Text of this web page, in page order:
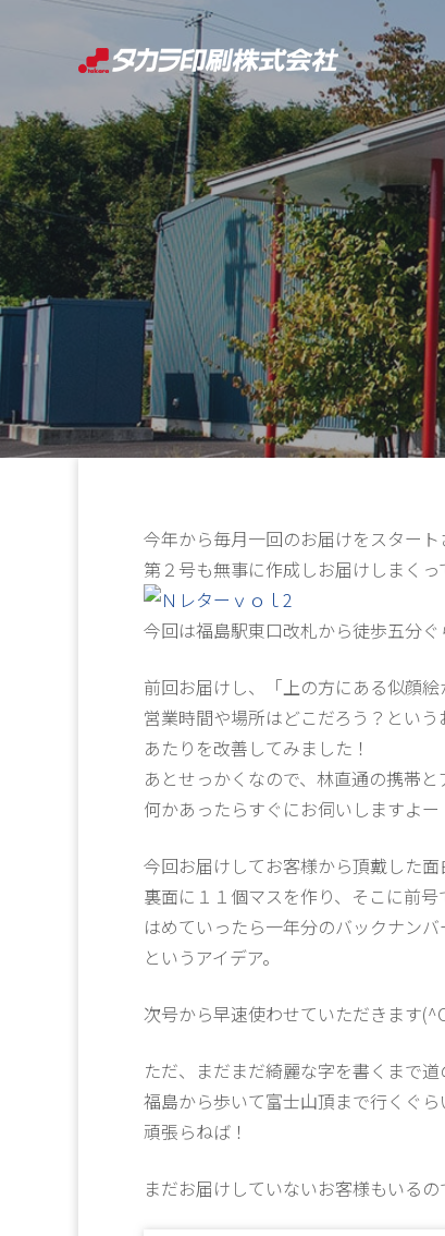
ン
ツ
へ
ス
キ
ッ
プ
今年から毎月一回のお届けをスタート
第２号も無事に作成しお届けしまくっ
今回は福島駅東口改札から徒歩五分ぐ
前回お届けし、「上の方にある似顔
営業時間や場所はどこだろう？とい
あたりを改善してみました！
あとせっかくなので、林直通の携帯と
何かあったらすぐにお伺いしますよー
今回お届けしてお客様から頂戴した面
裏面に１１個マスを作り、そこに前
はめていったら一年分のバックナン
というアイデア。
次号から早速使わせていただきます
ただ、まだまだ綺麗な字を書くまで道
福島から歩いて富士山頂まで行くぐら
頑張らねば！
まだお届けしていないお客様もいる